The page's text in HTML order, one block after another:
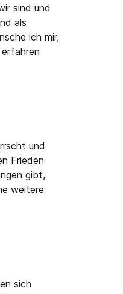
sind und
als
ich mir,
und
Frieden
gibt,
weitere
sich